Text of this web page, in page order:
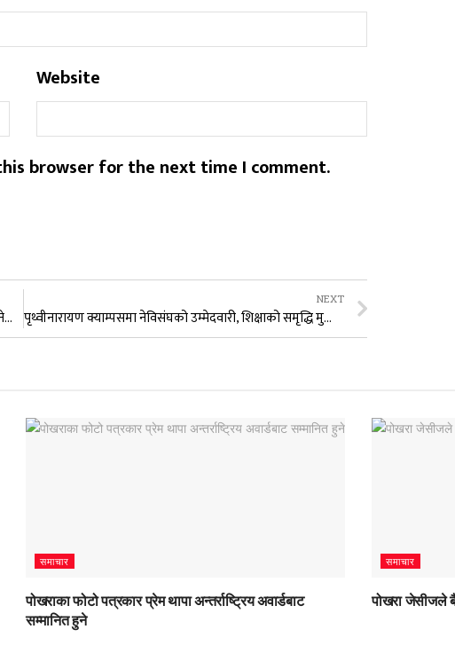
Website
browser for the next time I comment.
को हुन् जनप्रिय क्याम्पस नेविसंघबाट स्ववियु कोषाध्यक्ष उम्मेद्वार बनेकी अनिसा खडका(अनु)
NEXT
पृथ्वीनारायण क्याम्पसमा नेविसंघको उम्मेदवारी, शिक्षाको समृद्धि मुख्य एजेन्डा
समाचार
पोखराका फोटो पत्रकार प्रेम थापा अन्तर्राष्ट्रिय अवार्डबाट
सम्मानित हुने
समाचार
पोखरा जेसीजले